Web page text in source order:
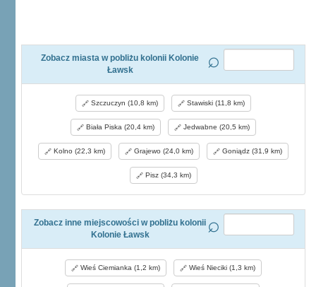
Zobacz miasta w pobliżu kolonii Kolonie
Ławsk
Szczuczyn (10,8 km) Stawiski (11,8 km)
Biała Piska (20,4 km) Jedwabne (20,5 km)
Kolno (22,3 km) Grajewo (24,0 km) Goniądz (31,9 km)
Pisz (34,3 km)
Zobacz inne miejscowości w pobliżu kolonii
Kolonie Ławsk
Wieś Ciemianka (1,2 km) Wieś Nieciki (1,3 km)